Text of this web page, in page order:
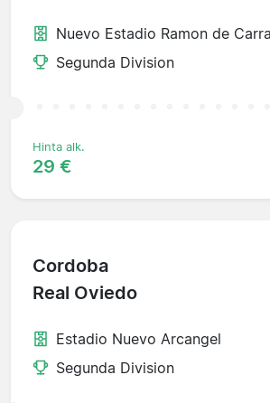
Nuevo Estadio Ramon de
Segunda Division
Hinta alk.
29 €
Cordoba
Real Oviedo
Estadio Nuevo Arcangel
Segunda Division